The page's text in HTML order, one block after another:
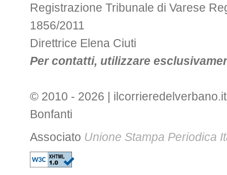
Registrazione Tribunale di Varese
1856/2011
Direttrice Elena Ciuti
Per contatti, utilizzare
© 2010 - 2026 |
Bonfanti
Associato Unione Stampa Periodica